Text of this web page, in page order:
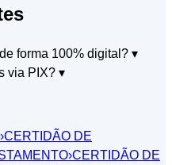
forma 100% digital? ▾
via PIX? ▾
›CERTIDÃO DE
›CERTIDÃO DE